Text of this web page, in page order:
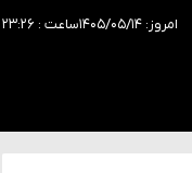
امروز: ۱۴۰۵/۰۵/۱۴ ساعت : ۲۳:۲۶